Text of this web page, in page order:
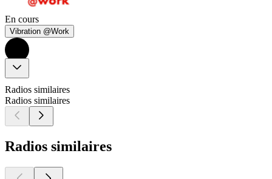
En cours
Vibration @Work
Radios similaires
Radios similaires
Radios similaires